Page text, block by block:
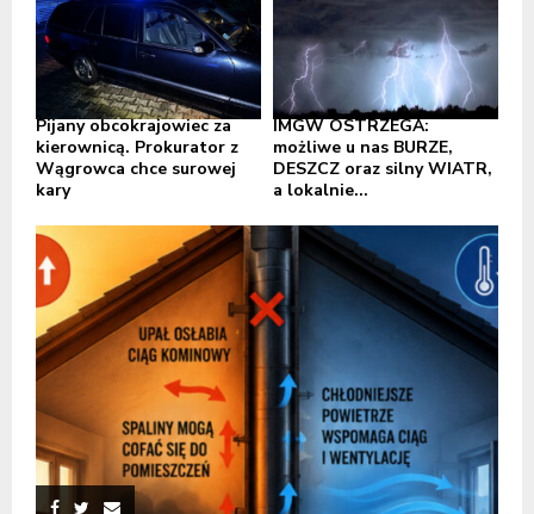
Pijany obcokrajowiec za
kierownicą. Prokurator z
Wągrowca chce surowej
kary
IMGW OSTRZEGA:
możliwe u nas BURZE,
DESZCZ oraz silny WIATR,
a lokalnie...